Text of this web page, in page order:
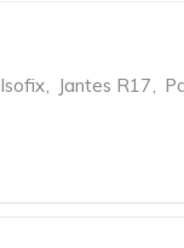
Isofix Jantes R17